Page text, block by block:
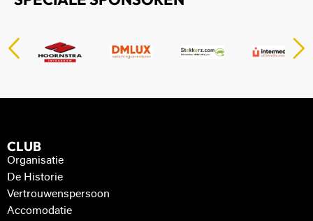
CLUB
Organisatie
De Historie
Vertrouwenspersoon
Accomodatie